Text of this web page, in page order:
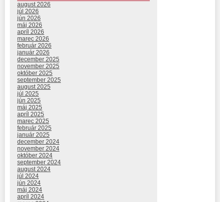
august 2026
júl 2026
jún 2026
máj 2026
apríl 2026
marec 2026
február 2026
január 2026
december 2025
november 2025
október 2025
september 2025
august 2025
júl 2025
jún 2025
máj 2025
apríl 2025
marec 2025
február 2025
január 2025
december 2024
november 2024
október 2024
september 2024
august 2024
júl 2024
jún 2024
máj 2024
apríl 2024